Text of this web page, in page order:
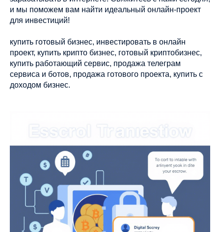
и мы поможем вам найти идеальный онлайн-проект
для инвестиций!
купить готовый бизнес, инвестировать в онлайн
проект, купить крипто бизнес, готовый криптобизнес,
купить работающий сервис, продажа телеграм
сервиса и ботов, продажа готового проекта, купить с
доходом бизнес.